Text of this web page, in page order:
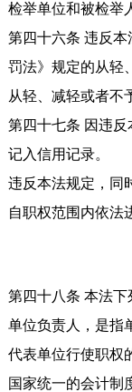
检举单位和被检举
第四十六条 违反
罚法》规定的从轻
从轻、减轻或者不
第四十七条 因违
记入信用记录。
违反本法规定，同
自职权范围内依法
第四十八条 本法下
单位负责人，是指
代表单位行使职权
国家统一的会计制